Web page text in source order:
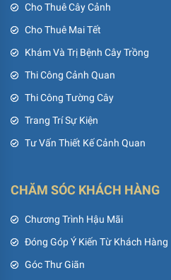
Cho Thuê Cây Cảnh
Cho Thuê Mai Tết
Khám Và Trị Bệnh Cây Trồng
Thi Công Cảnh Quan
Thi Công Tường Cây
Trang Trí Sự Kiện
Tư Vấn Thiết Kế Cảnh Quan
CHĂM SÓC KHÁCH HÀNG
Chương Trình Hậu Mãi
Đóng Góp Ý Kiến Từ Khách Hàng
Góc Thư Giãn